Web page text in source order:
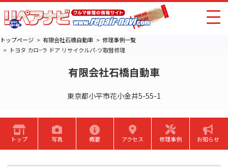
トップページ 有限会社石橋自動車
修理事例一覧
トヨタ カロ−ラ ドア リサイクルパ-ツ取替修理
有限会社石橋自動車
東京都小平市花小金井5-55-1
トップ 写真 概要 アクセス 修理事例 お知らせ